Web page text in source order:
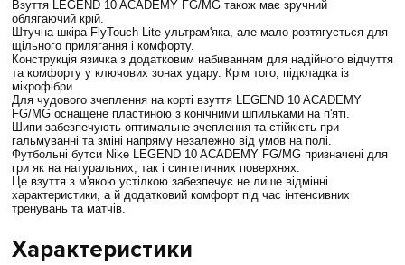
Взуття LEGEND 10 ACADEMY FG/MG також має зручний
облягаючий крій.
Штучна шкіра FlyTouch Lite ультрам'яка, але мало розтягується для
щільного прилягання і комфорту.
Конструкція язичка з додатковим набиванням для надійного відчуття
та комфорту у ключових зонах удару. Крім того, підкладка із
мікрофібри.
Для чудового зчеплення на корті взуття LEGEND 10 ACADEMY
FG/MG оснащене пластиною з конічними шпильками на п'яті.
Шипи забезпечують оптимальне зчеплення та стійкість при
гальмуванні та зміні напряму незалежно від умов на полі.
Футбольні бутси Nike LEGEND 10 ACADEMY FG/MG призначені для
гри як на натуральних, так і синтетичних поверхнях.
Це взуття з м'якою устілкою забезпечує не лише відмінні
характеристики, а й додатковий комфорт під час інтенсивних
тренувань та матчів.
Характеристики